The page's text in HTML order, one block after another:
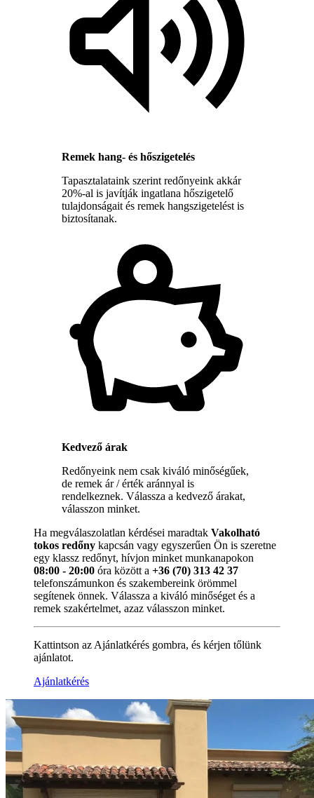
Remek hang- és hőszigetelés
Tapasztalataink szerint redőnyeink akkár
20%-al is javítják ingatlana hőszigetelő
tulajdonságait és remek hangszigetelést is
biztosítanak.
Kedvező árak
Redőnyeink nem csak kiváló minőségűek,
de remek ár / érték aránnyal is
rendelkeznek. Válassza a kedvező árakat,
válasszon minket.
Ha megválaszolatlan kérdései maradtak Vakolható
tokos redőny kapcsán vagy egyszerűen Ön is szeretne
egy klassz redőnyt, hívjon minket munkanapokon
08:00 - 20:00 óra között a +36 (70) 313 42 37
telefonszámunkon és szakembereink örömmel
segítenek önnek. Válassza a kiváló minőséget és a
remek szakértelmet, azaz válasszon minket.
Kattintson az Ajánlatkérés gombra, és kérjen tőlünk
ajánlatot.
Ajánlatkérés